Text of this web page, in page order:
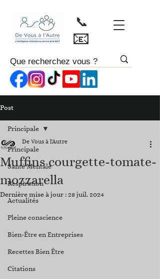
📧
📞
Post
Principale
Santé Mentale
Respiration
Actualités
Pleine conscience
Bien-Être en Entreprises
Recettes Bien Être
Citations
Principale
Muffins courgette-tomate-
mozzarella
De Vous à l'Autre
Dernière mise à jour : 28 juil. 2024